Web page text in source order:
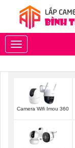
Toggle
navigation
Camera Wifi Imou 360